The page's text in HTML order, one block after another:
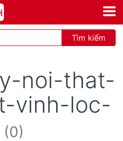
Tìm kiếm
noi-that-
vinh-loc-
(0)